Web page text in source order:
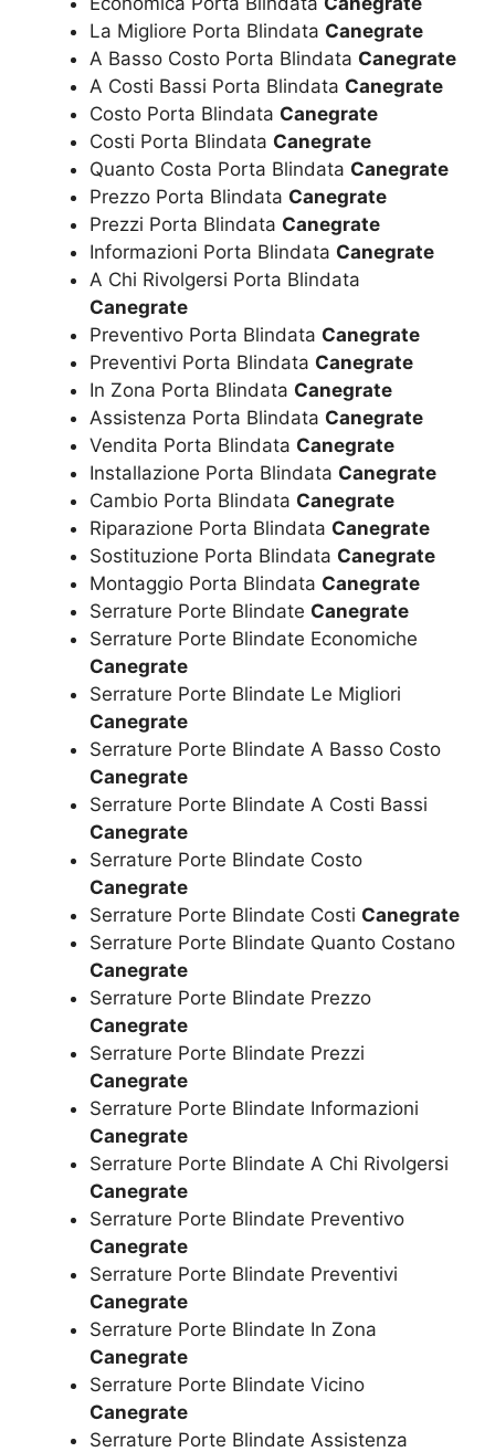
La Migliore Porta Blindata Canegrate
A Basso Costo Porta Blindata Canegrate
A Costi Bassi Porta Blindata Canegrate
Costo Porta Blindata Canegrate
Costi Porta Blindata Canegrate
Quanto Costa Porta Blindata Canegrate
Prezzo Porta Blindata Canegrate
Prezzi Porta Blindata Canegrate
Informazioni Porta Blindata Canegrate
A Chi Rivolgersi Porta Blindata
Canegrate
Preventivo Porta Blindata Canegrate
Preventivi Porta Blindata Canegrate
In Zona Porta Blindata Canegrate
Assistenza Porta Blindata Canegrate
Vendita Porta Blindata Canegrate
Installazione Porta Blindata Canegrate
Cambio Porta Blindata Canegrate
Riparazione Porta Blindata Canegrate
Sostituzione Porta Blindata Canegrate
Montaggio Porta Blindata Canegrate
Serrature Porte Blindate Canegrate
Serrature Porte Blindate Economiche
Canegrate
Serrature Porte Blindate Le Migliori
Canegrate
Serrature Porte Blindate A Basso Costo
Canegrate
Serrature Porte Blindate A Costi Bassi
Canegrate
Serrature Porte Blindate Costo
Canegrate
Serrature Porte Blindate Costi Canegrate
Serrature Porte Blindate Quanto Costano
Canegrate
Serrature Porte Blindate Prezzo
Canegrate
Serrature Porte Blindate Prezzi
Canegrate
Serrature Porte Blindate Informazioni
Canegrate
Serrature Porte Blindate A Chi Rivolgersi
Canegrate
Serrature Porte Blindate Preventivo
Canegrate
Serrature Porte Blindate Preventivi
Canegrate
Serrature Porte Blindate In Zona
Canegrate
Serrature Porte Blindate Vicino
Canegrate
Serrature Porte Blindate Assistenza